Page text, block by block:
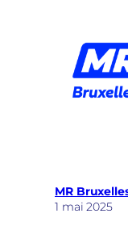
MR
1 mai 2025